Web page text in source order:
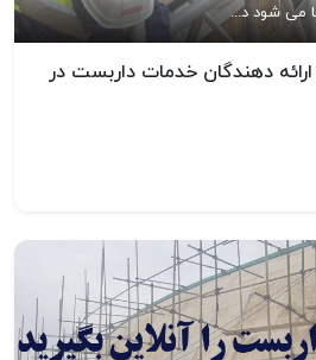
می شود د...
ارائه دهندگان خدمات داربست در